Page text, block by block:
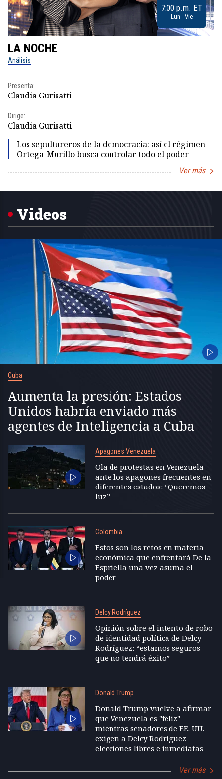
7:00 p.m. ET
Lun - Vie
LA NOCHE
Análisis
Presenta:
Claudia Gurisatti
Dirige:
Claudia Gurisatti
Los sepultureros de la democracia: así el régimen
Ortega-Murillo busca controlar todo el poder
Ver más
1
Videos
Cuba
Aumenta la presión: Estados
Unidos habría enviado más
agentes de Inteligencia a Cuba
Apagones Venezuela
Ola de protestas en Venezuela
ante los apagones frecuentes en
diferentes estados: “Queremos
luz”
Colombia
Estos son los retos en materia
económica que enfrentará De la
Espriella una vez asuma el
poder
Delcy Rodríguez
Opinión sobre el intento de robo
de identidad política de Delcy
Rodríguez: “estamos seguros
que no tendrá éxito”
Donald Trump
Donald Trump vuelve a afirmar
que Venezuela es "feliz"
mientras senadores de EE. UU.
exigen a Delcy Rodríguez
elecciones libres e inmediatas
Ver más